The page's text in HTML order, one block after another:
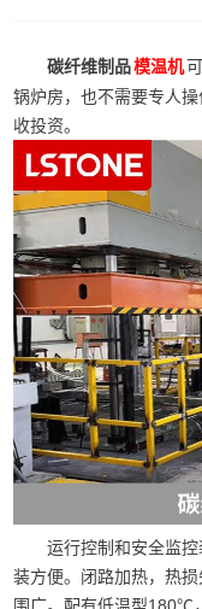
碳纤维制品模温机
锅炉房，也不需要专人
收投资。
运行控制和安全监
装方便。闭路加热，热